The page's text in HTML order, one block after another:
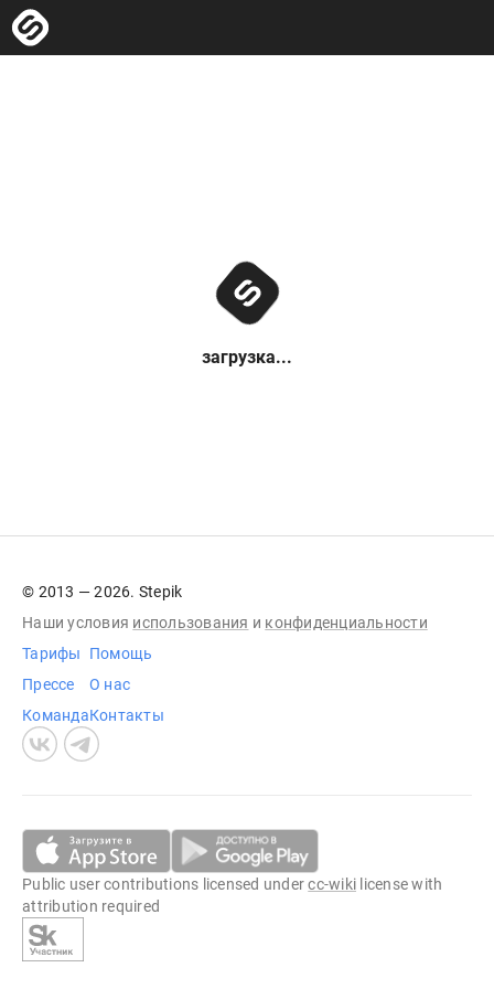
загрузка...
© 2013 — 2026. Stepik
Наши условия использования и конфиденциальности
Тарифы
Прессе
Команда
Помощь
О нас
Контакты
Public user contributions licensed undercc-wiki license with
attribution required